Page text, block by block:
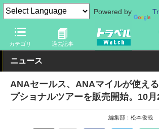
Powered by
カテゴリ 過去記事
トラベル Watch 企業・政府・官庁 国内エア
ニュース
ANAセールス、ANAマイルが使え
プショナルツアーを販売開始。10月
編集部：松本俊哉